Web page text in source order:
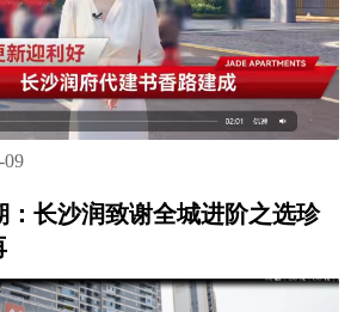
09
：长沙润致谢全城进阶之选珍